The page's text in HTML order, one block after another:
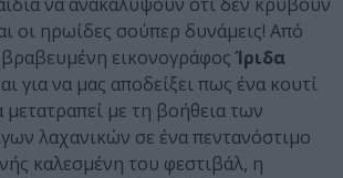
οι ηρωίδες σούπερ δυνάμεις! Από
εικονογράφος Ίριδα
για να μας αποδείξει πως ένα κουτί
μετατραπεί με τη βοήθεια των
λαχανικών σε ένα πεντανόστιμο
καλεσμένη του φεστιβάλ, η